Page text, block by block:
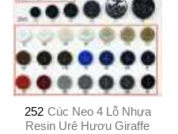
252 Cúc Neo 4 Lỗ Nhựa
Resin Urê Hươu Giraffe